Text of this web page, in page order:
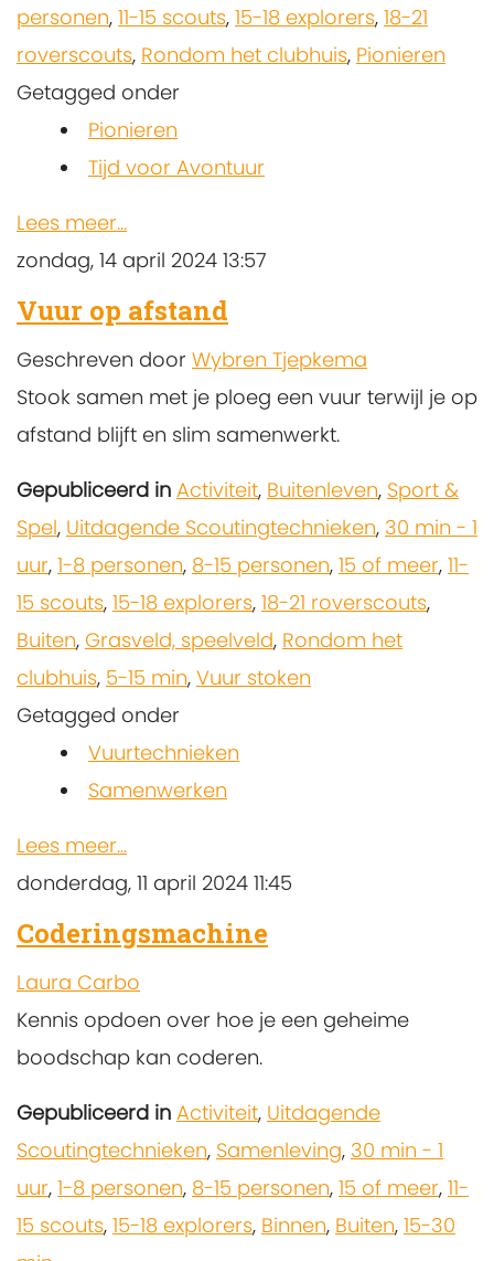
personen, 11-15 scouts, 15-18 explorers, 18-21
roverscouts, Rondom het clubhuis, Pionieren
Getagged onder
Pionieren
Tijd voor Avontuur
Lees meer...
zondag, 14 april 2024 13:57
Vuur op afstand
Geschreven door Wybren Tjepkema
Stook samen met je ploeg een vuur terwijl je op
afstand blijft en slim samenwerkt.
Gepubliceerd in Activiteit, Buitenleven, Sport &
Spel, Uitdagende Scoutingtechnieken, 30 min - 1
uur, 1-8 personen, 8-15 personen, 15 of meer, 11-
15 scouts, 15-18 explorers, 18-21 roverscouts,
Buiten, Grasveld, speelveld, Rondom het
clubhuis, 5-15 min, Vuur stoken
Getagged onder
Vuurtechnieken
Samenwerken
Lees meer...
donderdag, 11 april 2024 11:45
Coderingsmachine
Laura Carbo
Kennis opdoen over hoe je een geheime
boodschap kan coderen.
Gepubliceerd in Activiteit, Uitdagende
Scoutingtechnieken, Samenleving, 30 min - 1
uur, 1-8 personen, 8-15 personen, 15 of meer, 11-
15 scouts, 15-18 explorers, Binnen, Buiten, 15-30